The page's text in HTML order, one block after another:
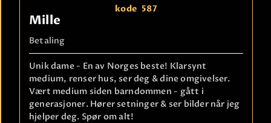
kode 587
Mille
Betaling
Unik dame - En av Norges beste! Klarsynt
medium, renser hus, ser deg & dine omgivelser.
Vært medium siden barndommen - gått i
generasjoner. Hører setninger & ser bilder når jeg
hjelper deg. Spør om alt!